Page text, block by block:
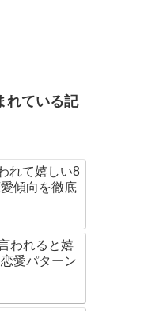
れている記
れて嬉しい8
傾向を徹底
われると嬉
愛パターン